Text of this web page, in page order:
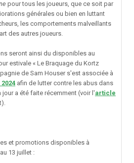
pour tous les joueurs, que ce soit par
générales ou bien en luttant
les comportements malveillants
des autres joueurs.
seront ainsi du disponibles au
estivale « Le Braquage du Kortz
de Sam Houser s'est associée à
afin de lutter contre les abus dans
jour a été faite récemment (voir l'article
et promotions disponibles à
13 juillet :